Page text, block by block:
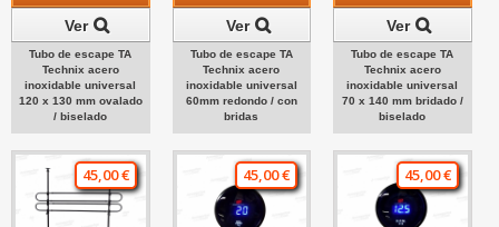
Ver
Tubo de escape TA
Technix acero
inoxidable universal
120 x 130 mm ovalado
/ biselado
Ver
Tubo de escape TA
Technix acero
inoxidable universal
60mm redondo / con
bridas
Ver
Tubo de escape TA
Technix acero
inoxidable universal
70 x 140 mm bridado /
biselado
45,00 € 45,00 € 45,00 €